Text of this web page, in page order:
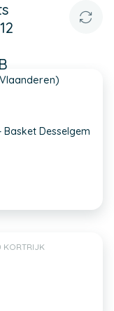
Basket Desselgem
KORTRIJK